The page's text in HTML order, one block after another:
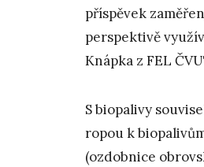
příspěvek
perspektivě
Knápka z FEL
S biopalivy
ropou k
(ozdobnice